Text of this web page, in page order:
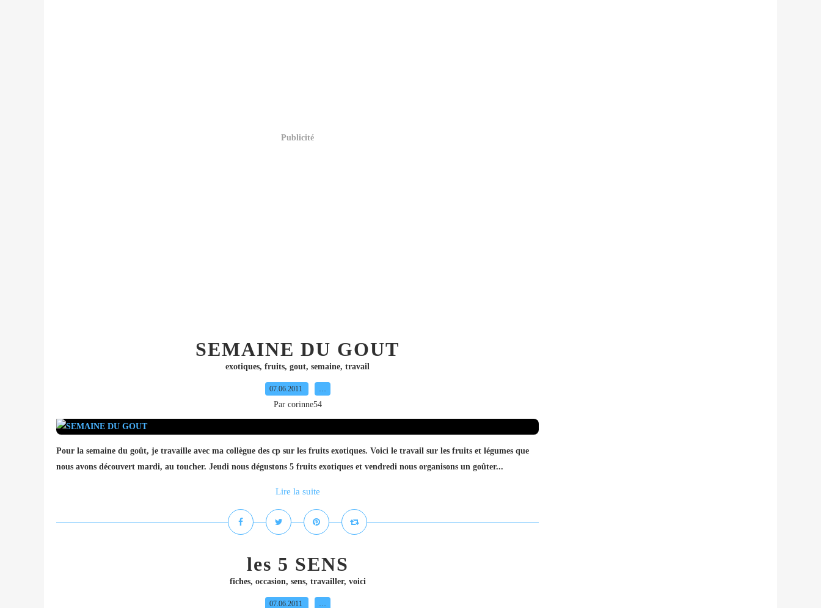
Publicité
SEMAINE DU GOUT
exotiques, fruits, gout, semaine, travail
07.06.2011 …
Par corinne54
Pour la semaine du goût, je travaille avec ma collègue des cp sur les fruits exotiques. Voici le travail sur les fruits et légumes que
nous avons découvert mardi, au toucher. Jeudi nous dégustons 5 fruits exotiques et vendredi nous organisons un goûter...
Lire la suite
les 5 SENS
fiches, occasion, sens, travailler, voici
07.06.2011 …